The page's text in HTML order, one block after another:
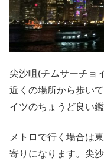
尖沙咀(チムサーチョ
近くの場所から歩い
イツのちょうど良い
メトロで行く場合は
寄りになります。尖